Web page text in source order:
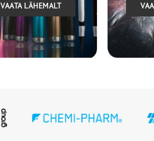
VAATA LÄHEMALT